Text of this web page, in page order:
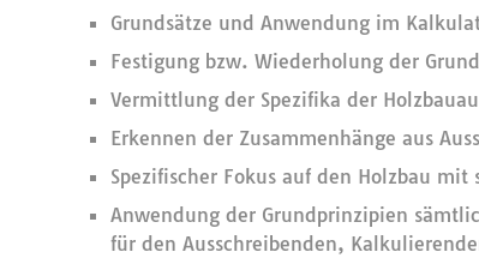
Grundsätze und Anwendung im
Festigung bzw. Wiederholung der
Vermittlung der Spezifika der
Erkennen der Zusammenhänge aus
Spezifischer Fokus auf den Holzbau
Anwendung der Grundprinzipien
für den Ausschreibenden,